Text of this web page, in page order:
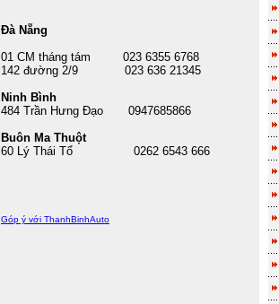
Đà Nẵng
01 CM tháng tám 023 6355 6768
142 đường 2/9 023 636 21345
Ninh Bình
484 Trần Hưng Đạo 0947685866
Buôn Ma Thuột
60 Lý Thái Tổ 0262 6543 666
Góp ý với ThanhBinhAuto